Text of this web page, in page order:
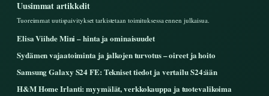
Uusimmat artikkelit
Tuoreimmat uutispaivitykset tarkistetaan toimituksessa ennen julkaisua.
Elisa Viihde Mini – hinta ja ominaisuudet
Sydämen vajaatoiminta ja jalkojen turvotus – oireet ja hoito
Samsung Galaxy S24 FE: Tekniset tiedot ja vertailu S24:ään
H&M Home Irlanti: myymälät, verkkokauppa ja tuotevalikoima